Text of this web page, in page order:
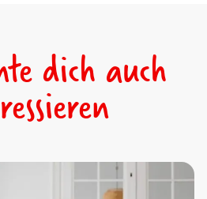
dich auch